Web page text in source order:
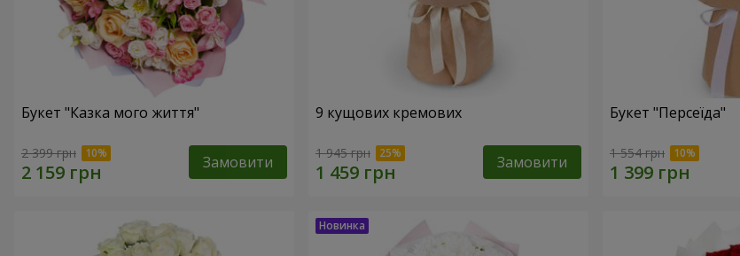
Букет "Казка мого життя"
2 399 грн Замовити
9 кущових кремових
1 945 грн Замовити
Букет "Персеїда"
1 554 грн